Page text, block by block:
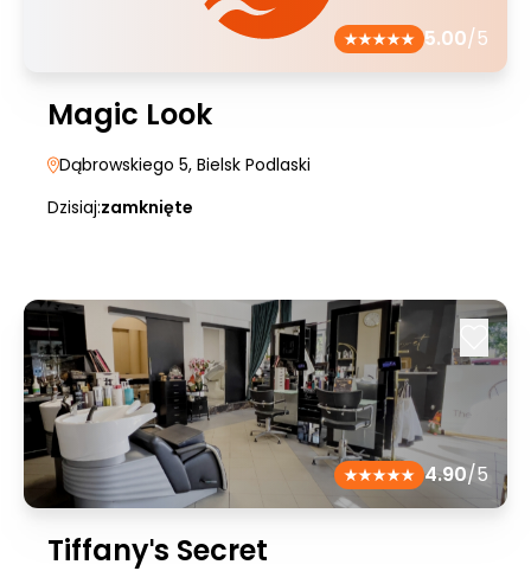
5.00/5
Magic Look
Dąbrowskiego 5, Bielsk Podlaski
Dzisiaj:zamknięte
4.90/5
Tiffanyˈs Secret